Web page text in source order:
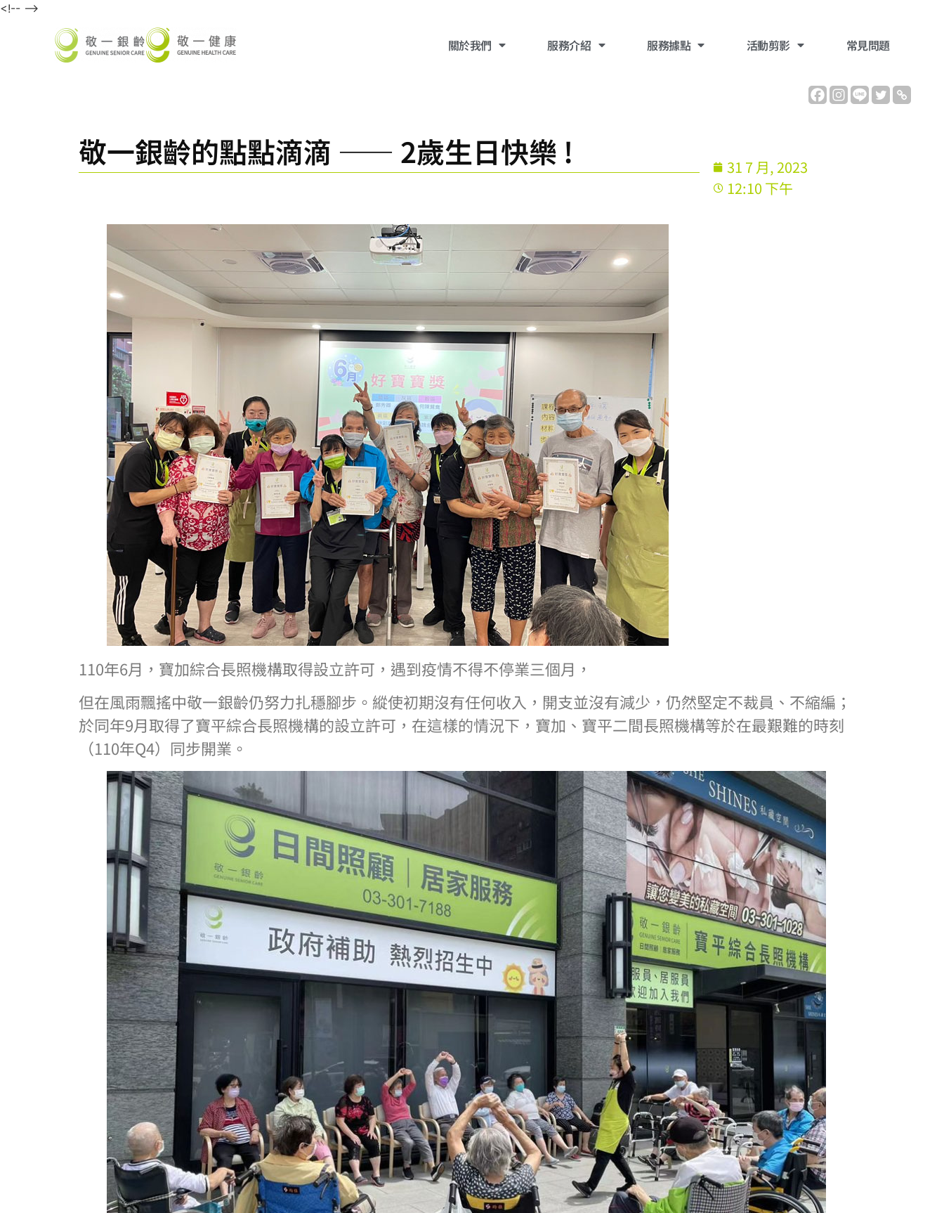
<!-- -->
關於我們 ​服務介紹 服務據點 活動剪影 常見問題
敬一銀齡的點點滴滴 —— 2歲生日快樂 !
31 7 月, 2023
12:10 下午
110年6月，寶加綜合長照機構取得設立許可，遇到疫情不得不停業三個月，
但在風雨飄搖中敬一銀齡仍努力扎穩腳步。縱使初期沒有任何收入，開支並沒有減少，仍然堅定不裁員、不縮編；
於同年9月取得了寶平綜合長照機構的設立許可，在這樣的情況下，寶加、寶平二間長照機構等於在最艱難的時刻
（110年Q4）同步開業。